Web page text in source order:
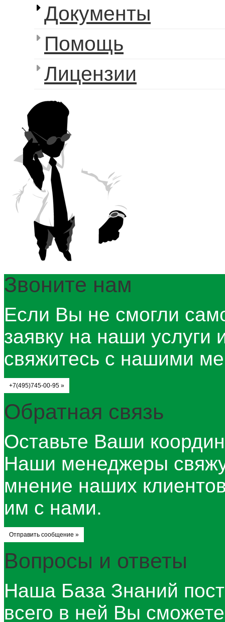
Документы
Помощь
Лицензии
Звоните нам
Если Вы не смогли
заявку на наши услуги
свяжитесь с нашими
+7(495)745-00-95 »
Обратная связь
Оставьте Ваши
Наши менеджеры
мнение наших
им с нами.
Отправить сообщение »
Вопросы и ответы
Наша База Знаний
всего в ней Вы